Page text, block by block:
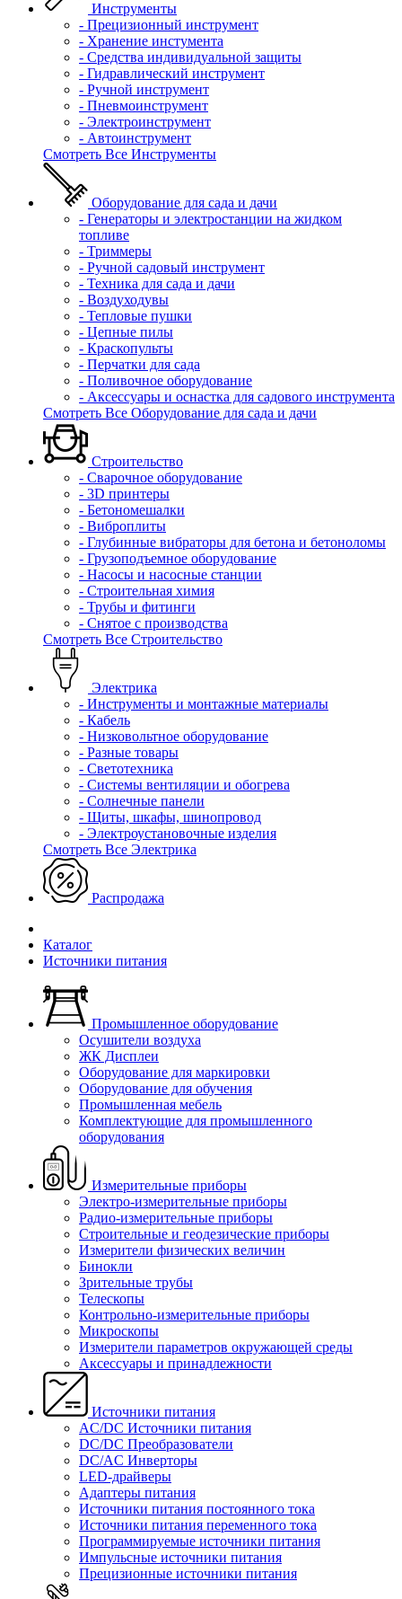
Инструменты
- Прецизионный инструмент
- Хранение инстумента
- Средства индивидуальной защиты
- Гидравлический инструмент
- Ручной инструмент
- Пневмоинструмент
- Электроинструмент
- Автоинструмент
Смотреть Все Инструменты
Оборудование для сада и дачи
- Генераторы и электростанции на жидком
топливе
- Триммеры
- Ручной садовый инструмент
- Техника для сада и дачи
- Воздуходувы
- Тепловые пушки
- Цепные пилы
- Краскопульты
- Перчатки для сада
- Поливочное оборудование
- Аксессуары и оснастка для садового инструмента
Смотреть Все Оборудование для сада и дачи
Строительство
- Сварочное оборудование
- 3D принтеры
- Бетономешалки
- Виброплиты
- Глубинные вибраторы для бетона и бетоноломы
- Грузоподъемное оборудование
- Насосы и насосные станции
- Строительная химия
- Трубы и фитинги
- Снятое с производства
Смотреть Все Строительство
Электрика
- Инструменты и монтажные материалы
- Кабель
- Низковольтное оборудование
- Разные товары
- Светотехника
- Системы вентиляции и обогрева
- Солнечные панели
- Щиты, шкафы, шинопровод
- Электроустановочные изделия
Смотреть Все Электрика
Распродажа
Каталог
Источники питания
Промышленное оборудование
Осушители воздуха
ЖК Дисплеи
Оборудование для маркировки
Оборудование для обучения
Промышленная мебель
Комплектующие для промышленного
оборудования
Измерительные приборы
Электро-измерительные приборы
Радио-измерительные приборы
Строительные и геодезические приборы
Измерители физических величин
Бинокли
Зрительные трубы
Телескопы
Контрольно-измерительные приборы
Микроскопы
Измерители параметров окружающей среды
Аксессуары и принадлежности
Источники питания
AC/DC Источники питания
DC/DC Преобразователи
DC/AC Инверторы
LED-драйверы
Адаптеры питания
Источники питания постоянного тока
Источники питания переменного тока
Программируемые источники питания
Импульсные источники питания
Прецизионные источники питания